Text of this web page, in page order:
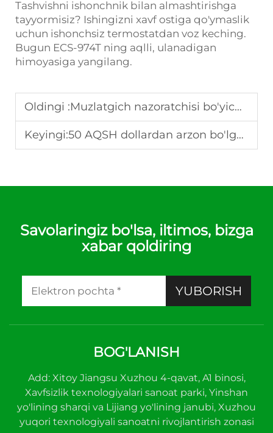
Tashvishni ishonchnik bilan almashtirishga
tayyormisiz? Ishingizni xavf ostiga qo'ymaslik
uchun ishonchsiz termostatdan voz keching.
Bugun ECS-974T ning aqlli, ulanadigan
himoyasiga yangilang.
Oldingi :Muzlatgich nazoratchisi bo'yicha qo'llanma: Turlari, ishlash prinsipi va almashtirish | SHTROL
Keyingi:50 AQSH dollardan arzon bo'lgan eng yaxshi oziq-ovqat termometrlari brendlari
Savolaringiz bo'lsa, iltimos, bizga
xabar qoldiring
YUBORISH
BOG'LANISH
Add: Xitoy Jiangsu Xuzhou 4-qavat, A1 binosi,
Xavfsizlik texnologiyalari sanoat parki, Yinshan
yo'lining sharqi va Lijiang yo'lining janubi, Xuzhou
yuqori texnologiyali sanoatni rivojlantirish zonasi